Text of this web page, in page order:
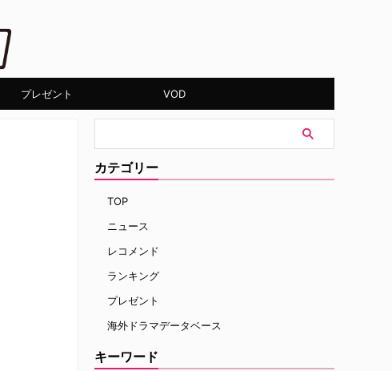
プレゼント VOD
カテゴリー
TOP
ニュース
レコメンド
ランキング
プレゼント
海外ドラマデータベース
キーワード